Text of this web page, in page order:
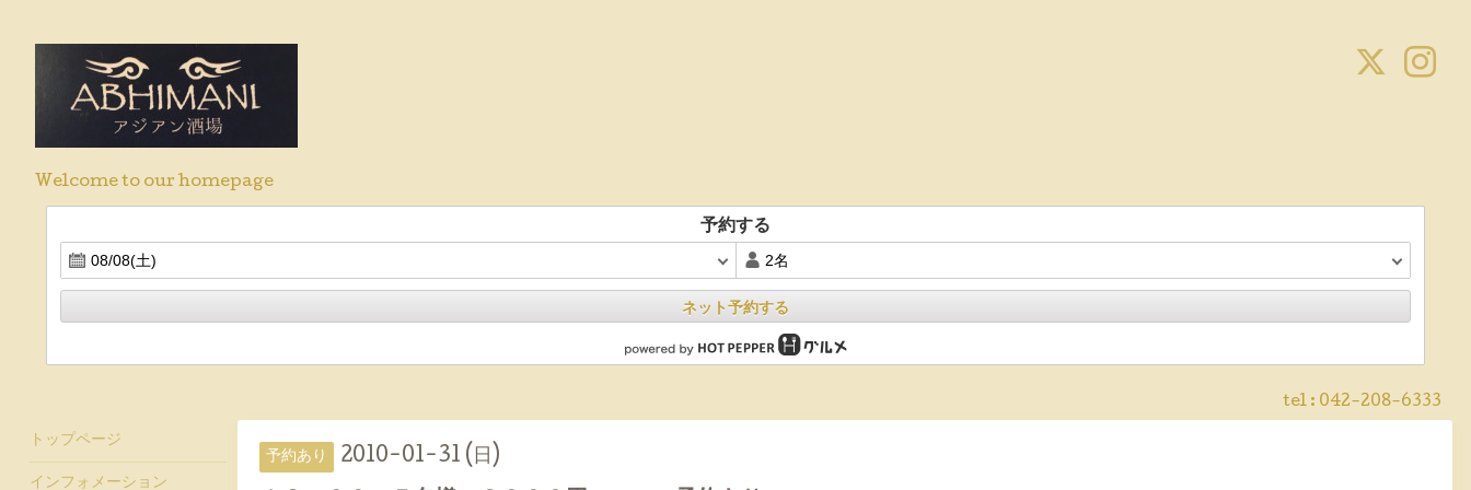
Welcome to our homepage
tel : 042-208-6333
予約する
ネット予約する
予約あり 2010-01-31 (日)
トップページ
インフォメーション